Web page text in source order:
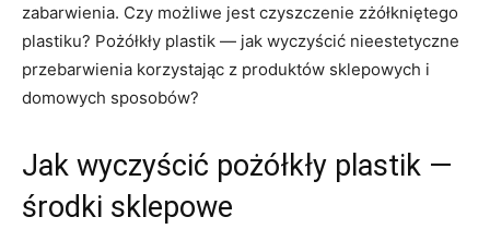
zabarwienia. Czy możliwe jest czyszczenie zżółkniętego
plastiku? Pożółkły plastik — jak wyczyścić nieestetyczne
przebarwienia korzystając z produktów sklepowych i
domowych sposobów?
Jak wyczyścić pożółkły plastik —
środki sklepowe